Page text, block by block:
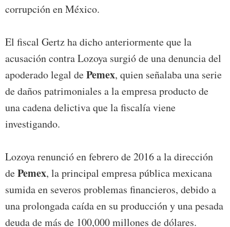
corrupción en México.
El fiscal Gertz ha dicho anteriormente que la
acusación contra Lozoya surgió de una denuncia del
apoderado legal dePemex, quien señalaba una serie
de daños patrimoniales a la empresa producto de
una cadena delictiva que la fiscalía viene
investigando.
Lozoya renunció en febrero de 2016 a la dirección
dePemex, la principal empresa pública mexicana
sumida en severos problemas financieros, debido a
una prolongada caída en su producción y una pesada
deuda de más de 100,000 millones de dólares.